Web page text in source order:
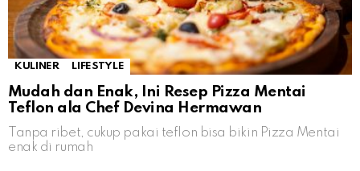
KULINER LIFESTYLE
Mudah dan Enak, Ini Resep Pizza Mentai
Teflon ala Chef Devina Hermawan
Tanpa ribet, cukup pakai teflon bisa bikin Pizza Mentai
enak di rumah